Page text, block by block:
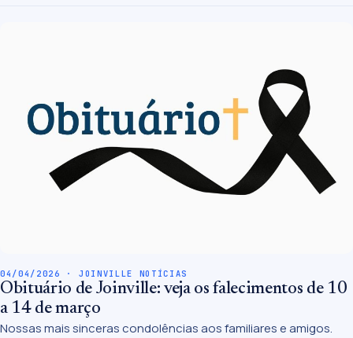
04/04/2026 · JOINVILLE NOTÍCIAS
Obituário de Joinville: veja os falecimentos de 10
a 14 de março
Nossas mais sinceras condolências aos familiares e amigos.